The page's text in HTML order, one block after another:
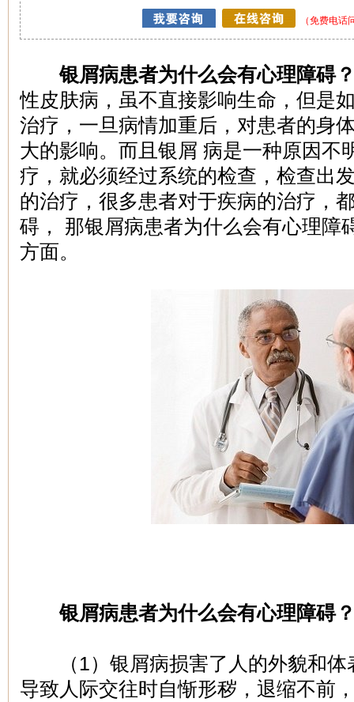
（免费电
银屑病患者为什么会有心理障碍
性皮肤病，虽不直接影响生命，但是
治疗，一旦病情加重后，对患者的身
大的影响。而且银屑 病是一种原因不
疗，就必须经过系统的检查，检查出
的治疗，很多患者对于疾病的治疗，
碍， 那银屑病患者为什么会有心理障
方面。
银屑病患者为什么会有心理障碍
（1）银屑病损害了人的外貌和体
导致人际交往时自惭形秽，退缩不前